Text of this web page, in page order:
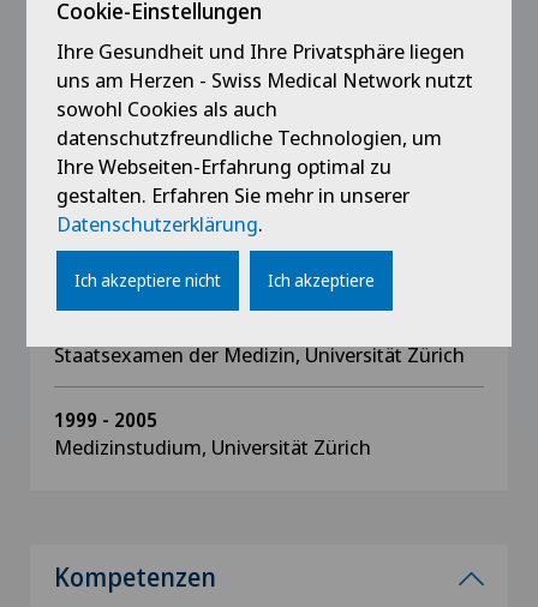
FA Sonographie (SGUM)
2012
Facharzttitel Oto-Rhino-Laryngologie
2006
Dissertation „Lebensqualität von ambulanten
kardiologischen Patienten einer
Staatsexamen der Medizin, Universität Zürich
1999 - 2005
Medizinstudium, Universität Zürich
Kompetenzen
Cookie-Einstellungen
Ihre Gesundheit und Ihre Privatsphäre liegen
uns am Herzen - Swiss Medical Network nutzt
sowohl Cookies als auch
datenschutzfreundliche Technologien, um
Ihre Webseiten-Erfahrung optimal zu
gestalten. Erfahren Sie mehr in unserer
Datenschutzerklärung.
Ich akzeptiere nicht Ich akzeptiere